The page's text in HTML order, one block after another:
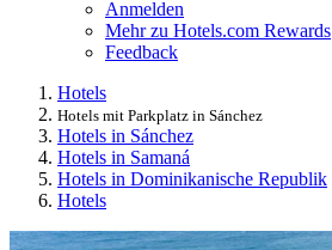
Anmelden
Mehr zu Hotels.com Rewards
Feedback
Hotels
Hotels mit Parkplatz in Sánchez
Hotels in Sánchez
Hotels in Samaná
Hotels in Dominikanische Republik
Hotels